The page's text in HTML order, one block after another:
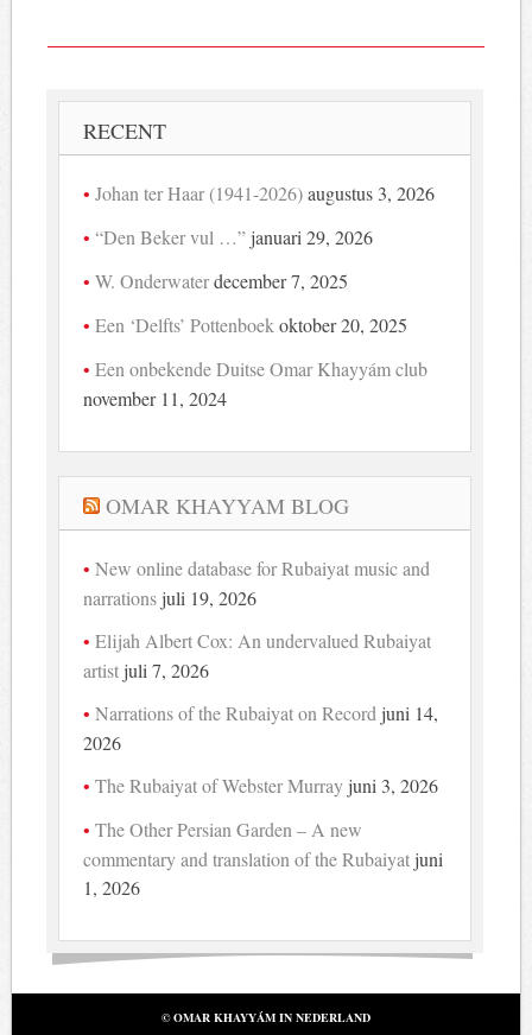
RECENT
Johan ter Haar (1941-2026) augustus 3, 2026
“Den Beker vul …” januari 29, 2026
W. Onderwaterdecember 7, 2025
Een ‘Delfts’ Pottenboek oktober 20, 2025
Een onbekende Duitse Omar Khayyám club
november 11, 2024
OMAR KHAYYAM BLOG
New online database for Rubaiyat music and
narrations juli 19, 2026
Elijah Albert Cox: An undervalued Rubaiyat
artist juli 7, 2026
Narrations of the Rubaiyat on Record juni 14,
2026
The Rubaiyat of Webster Murray juni 3, 2026
The Other Persian Garden – A new
commentary and translation of the Rubaiyat juni
1, 2026
© OMAR KHAYYÁM IN NEDERLAND